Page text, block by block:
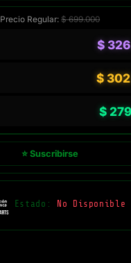
Precio Regular:$699.000
$
$
$
⭐ Suscribirse
Estado: No Disponible